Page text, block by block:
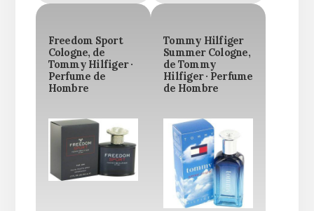
Freedom Sport
Cologne, de
Tommy Hilfiger ·
Perfume de
Hombre
Tommy Hilfiger
Summer Cologne,
de Tommy
Hilfiger · Perfume
de Hombre